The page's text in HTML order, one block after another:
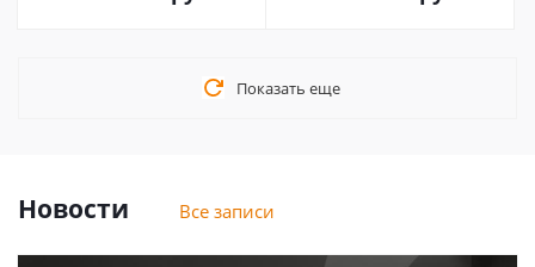
Показать еще
Новости Все записи